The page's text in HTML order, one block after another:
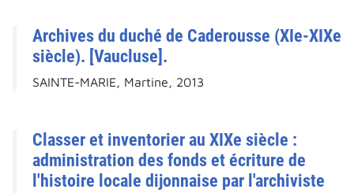
Archives du duché de Caderousse (XIe-XIXe
siècle). [Vaucluse].
SAINTE-MARIE, Martine, 2013
Classer et inventorier au XIXe siècle :
administration des fonds et écriture de
l'histoire locale dijonnaise par l'archiviste